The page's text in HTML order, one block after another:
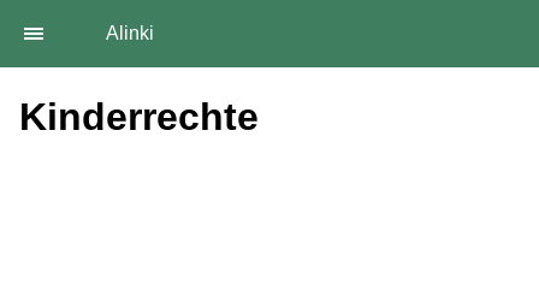
Alinki
Kinderrechte